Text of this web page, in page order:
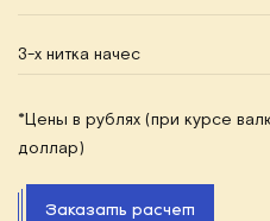
3-х нитка начес
*Цены в рублях (при курсе
доллар)
Заказать расчет